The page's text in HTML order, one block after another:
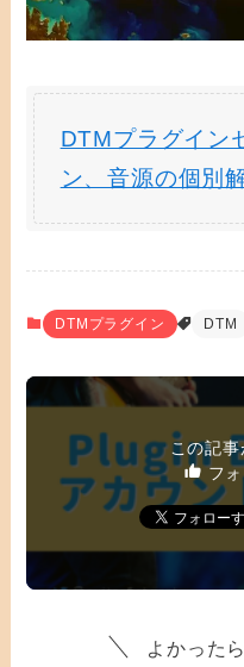
DTMプラグイン
ン、音源の個別
DTMプラグイン DTM
この記
フォ
よかった